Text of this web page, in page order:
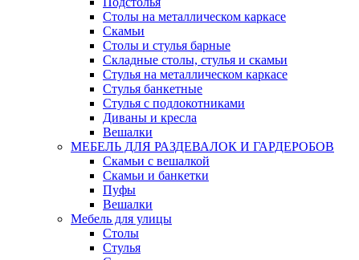
Столы на металлическом каркасе
Скамьи
Столы и стулья барные
Складные столы, стулья и скамьи
Стулья на металлическом каркасе
Стулья банкетные
Стулья с подлокотниками
Диваны и кресла
Вешалки
МЕБЕЛЬ ДЛЯ РАЗДЕВАЛОК И ГАРДЕРОБОВ
Скамьи с вешалкой
Скамьи и банкетки
Пуфы
Вешалки
Мебель для улицы
Столы
Стулья